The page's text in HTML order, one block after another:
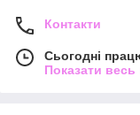
Контакти
Сьогодні
Показати весь